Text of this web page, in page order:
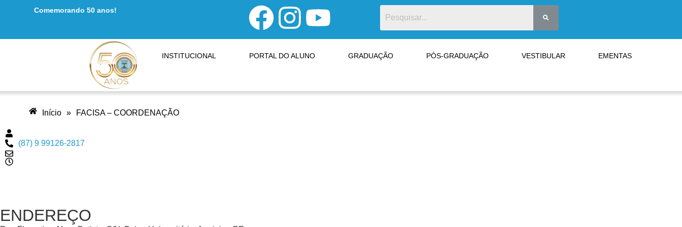
Comemorando 50 anos!
INSTITUCIONAL PORTAL DO ALUNO GRADUAÇÃO PÓS-GRADUAÇÃO VESTIBULAR EMENTAS
Início » FACISA – COORDENAÇÃO
(87) 9 99126-2817
ENDEREÇO